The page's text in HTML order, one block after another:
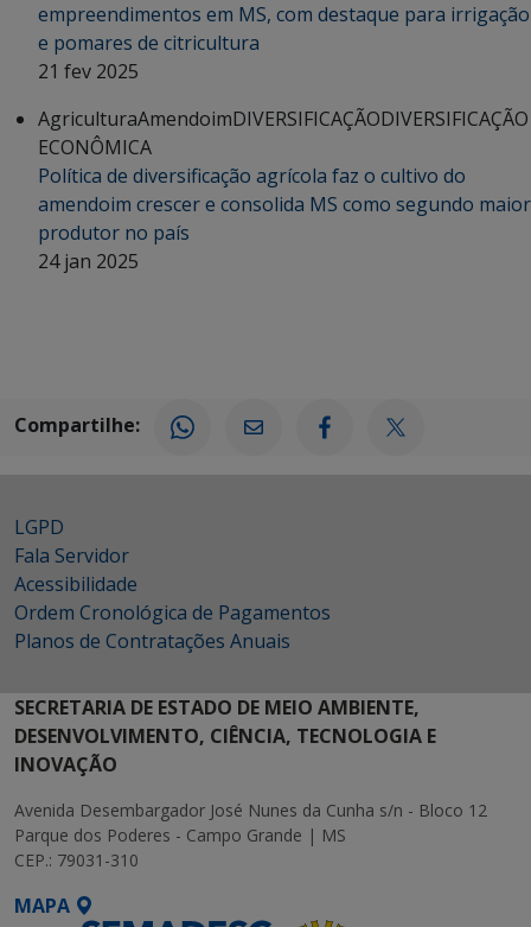
empreendimentos em MS, com destaque para irrigação
e pomares de citricultura
21 fev 2025
AgriculturaAmendoimDIVERSIFICAÇÃODIVERSIFICAÇÃO
ECONÔMICA
Política de diversificação agrícola faz o cultivo do
amendoim crescer e consolida MS como segundo maior
produtor no país
24 jan 2025
Compartilhe:
LGPD
Fala Servidor
Acessibilidade
Ordem Cronológica de Pagamentos
Planos de Contratações Anuais
SECRETARIA DE ESTADO DE MEIO AMBIENTE,
DESENVOLVIMENTO, CIÊNCIA, TECNOLOGIA E
INOVAÇÃO
Avenida Desembargador José Nunes da Cunha s/n - Bloco 12
Parque dos Poderes - Campo Grande | MS
CEP.: 79031-310
MAPA